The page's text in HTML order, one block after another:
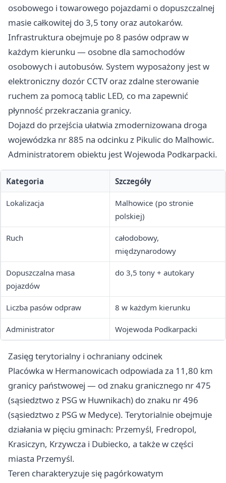
osobowego i towarowego pojazdami o dopuszczalnej
masie całkowitej do 3,5 tony oraz autokarów.
Infrastruktura obejmuje po 8 pasów odpraw w
każdym kierunku — osobne dla samochodów
osobowych i autobusów. System wyposażony jest w
elektroniczny dozór CCTV oraz zdalne sterowanie
ruchem za pomocą tablic LED, co ma zapewnić
płynność przekraczania granicy.
Dojazd do przejścia ułatwia zmodernizowana droga
wojewódzka nr 885 na odcinku z Pikulic do Malhowic.
Administratorem obiektu jest Wojewoda Podkarpacki.
Kategoria Szczegóły
Lokalizacja
Malhowice (po stronie
polskiej)
Ruch
całodobowy,
międzynarodowy
Dopuszczalna masa
pojazdów
do 3,5 tony + autokary
Liczba pasów odpraw 8 w każdym kierunku
Administrator Wojewoda Podkarpacki
Zasięg terytorialny i ochraniany odcinek
Placówka w Hermanowicach odpowiada za 11,80 km
granicy państwowej — od znaku granicznego nr 475
(sąsiedztwo z PSG w Huwnikach) do znaku nr 496
(sąsiedztwo z PSG w Medyce). Terytorialnie obejmuje
działania w pięciu gminach: Przemyśl, Fredropol,
Krasiczyn, Krzywcza i Dubiecko, a także w części
miasta Przemyśl.
Teren charakteryzuje się pagórkowatym